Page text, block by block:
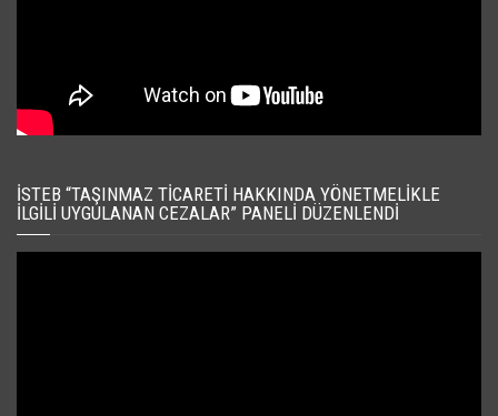
İSTEB “TAŞINMAZ TICARETI HAKKINDA YÖNETMELIKLE
İLGILI UYGULANAN CEZALAR” PANELI DÜZENLENDI